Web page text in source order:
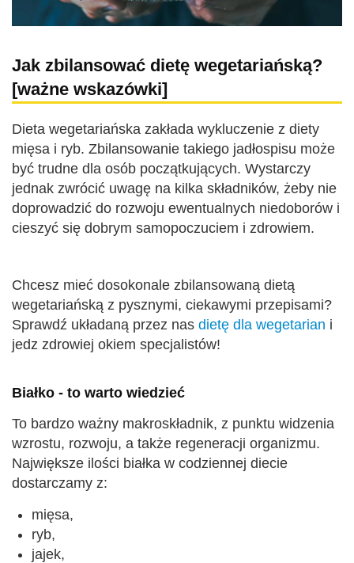
Jak zbilansować dietę wegetariańską?
[ważne wskazówki]
Dieta wegetariańska zakłada wykluczenie z diety
mięsa i ryb. Zbilansowanie takiego jadłospisu może
być trudne dla osób początkujących. Wystarczy
jednak zwrócić uwagę na kilka składników, żeby nie
doprowadzić do rozwoju ewentualnych niedoborów i
cieszyć się dobrym samopoczuciem i zdrowiem.
Chcesz mieć dosokonale zbilansowaną dietą
wegetariańską z pysznymi, ciekawymi przepisami?
Sprawdź układaną przez nas dietę dla wegetarian i
jedz zdrowiej okiem specjalistów!
Białko - to warto wiedzieć
To bardzo ważny makroskładnik, z punktu widzenia
wzrostu, rozwoju, a także regeneracji organizmu.
Największe ilości białka w codziennej diecie
dostarczamy z:
mięsa,
ryb,
jajek,